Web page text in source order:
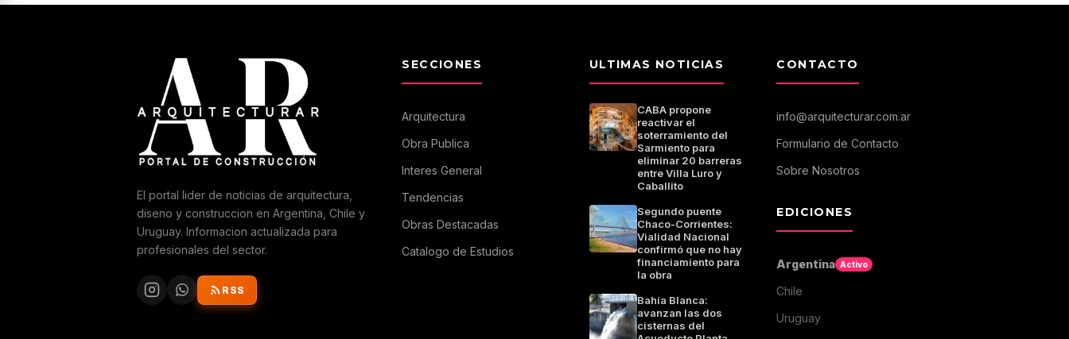
El portal lider de noticias de arquitectura,
diseno y construccion en Argentina, Chile y
Uruguay. Informacion actualizada para
profesionales del sector.
RSS
SECCIONES
Arquitectura
Obra Publica
Interes General
Tendencias
Obras Destacadas
Catalogo de Estudios
ULTIMAS NOTICIAS
CABA propone
reactivar el
soterramiento del
Sarmiento para
eliminar 20 barreras
entre Villa Luro y
Caballito
Segundo puente
Chaco-Corrientes:
Vialidad Nacional
confirmó que no hay
financiamiento para
la obra
Bahía Blanca:
avanzan las dos
cisternas del
CONTACTO
info@arquitecturar.com.ar
Formulario de Contacto
Sobre Nosotros
EDICIONES
Argentina Activo
Chile
Uruguay